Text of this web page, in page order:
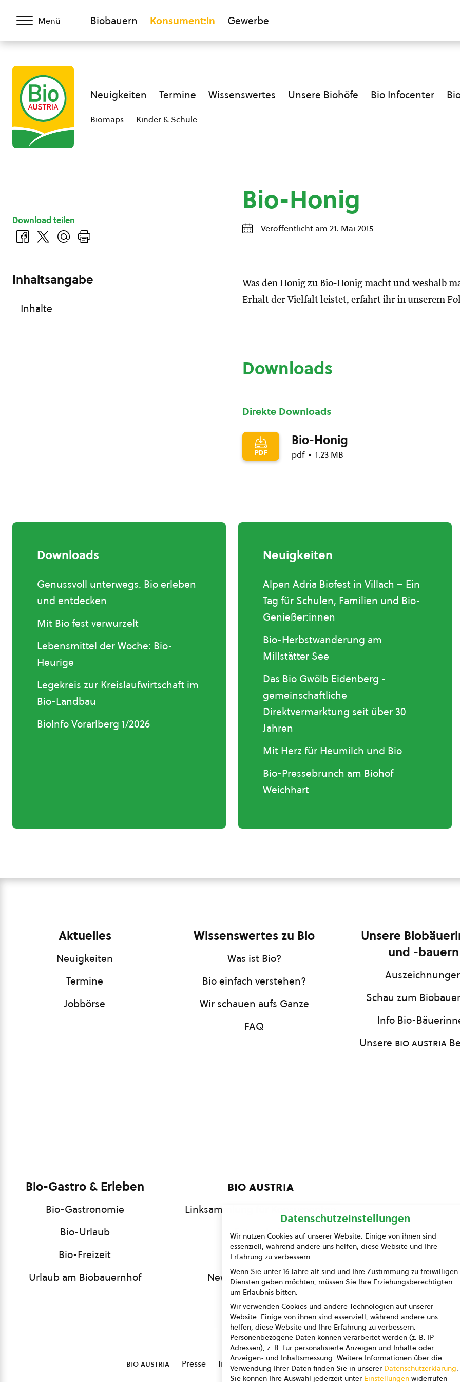
Menü Biobauern Konsument:in Gewerbe
Neuigkeiten Termine Wissenswertes Unsere Biohöfe Bio Infocenter
Biomaps Kinder & Schule
Bio-Honig
Veröffentlicht am 21. Mai 2015
Was den Honig zu Bio-Honig macht und weshalb
Erhalt der Vielfalt leistet, erfahrt ihr in unserem
Downloads
Direkte Downloads
PDF
Bio-Honig
pdf 1.23 MB
Download teilen
Inhaltsangabe
Inhalte
Downloads
Genussvoll unterwegs. Bio erleben
und entdecken
Mit Bio fest verwurzelt
Lebensmittel der Woche: Bio-
Heurige
Legekreis zur Kreislaufwirtschaft im
Bio-Landbau
BioInfo Vorarlberg 1/2026
Neuigkeiten
Alpen Adria Biofest in Villach – Ein
Tag für Schulen, Familien und Bio-
Genießer:innen
Bio-Herbstwanderung am
Millstätter See
Das Bio Gwölb Eidenberg -
gemeinschaftliche
Direktvermarktung seit über 30
Jahren
Mit Herz für Heumilch und Bio
Bio-Pressebrunch am Biohof
Weichhart
Aktuelles
Neuigkeiten
Termine
Jobbörse
Wissenswertes zu Bio
Was ist Bio?
Bio einfach verstehen?
Wir schauen aufs Ganze
FAQ
Unsere
und -bauern
Schau zum
Info Bio-
Unsere bio austria
Bio-Gastro & Erleben
Bio-Gastronomie
Bio-Urlaub
Bio-Freizeit
Urlaub am Biobauernhof
bio austria
Linksammlung für Konsumenten
Fotogalerie
Kontakt
Newsletter Anmeldung
bio austria Presse Impressum Datenschutz AGB AGB Marketing GmbH
Datenschutzeinstellungen
Wir nutzen Cookies auf unserer Website. Einige von ihnen sind
essenziell, während andere uns helfen, diese Website und Ihre
Erfahrung zu verbessern.
Wenn Sie unter 16 Jahre alt sind und Ihre Zustimmung zu freiwilligen
Diensten geben möchten, müssen Sie Ihre Erziehungsberechtigten
um Erlaubnis bitten.
Wir verwenden Cookies und andere Technologien auf unserer
Website. Einige von ihnen sind essenziell, während andere uns
helfen, diese Website und Ihre Erfahrung zu verbessern.
Personenbezogene Daten können verarbeitet werden (z. B. IP-
Adressen), z. B. für personalisierte Anzeigen und Inhalte oder
Anzeigen- und Inhaltsmessung. Weitere Informationen über die
Verwendung Ihrer Daten finden Sie in unserer Datenschutzerklärung.
Sie können Ihre Auswahl jederzeit unter Einstellungen widerrufen